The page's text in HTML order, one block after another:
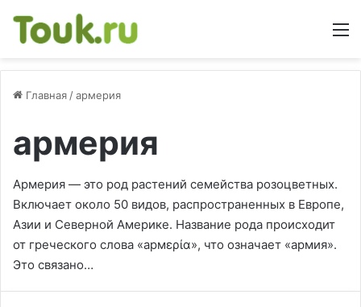
Главная /армерия
армерия
Армерия — это род растений семейства розоцветных.
Включает около 50 видов, распространенных в Европе,
Азии и Северной Америке. Название рода происходит
от греческого слова «армερία», что означает «армия».
Это связано…